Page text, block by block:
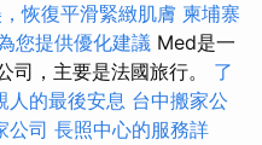
恢復平滑緊緻肌膚 柬埔寨
您提供優化建議 Med是一
司，主要是法國旅行。 了
人的最後安息 台中搬家公
公司 長照中心的服務詳